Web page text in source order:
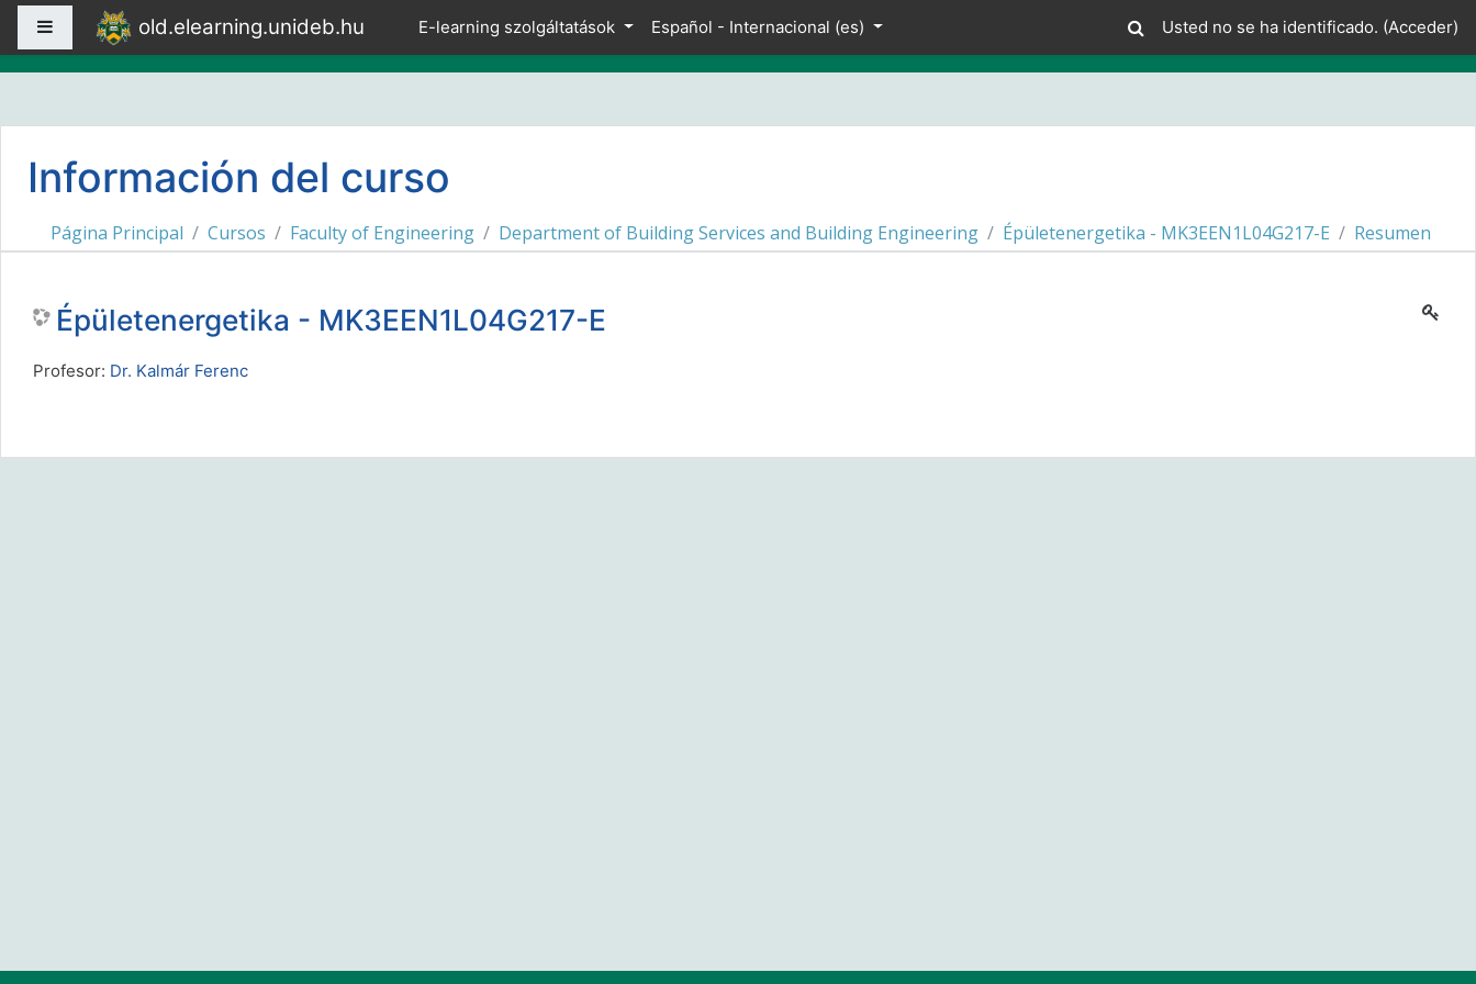
Salta al contenido principal
Panel lateralold.elearning.unideb.hu E-learning szolgáltatások Español - Internacional ‎(es)‎ Usted no se ha identificado. (Acceder)
Información del curso
Página Principal Cursos Faculty of Engineering Department of Building Services and Building Engineering Épületenergetika - MK3EEN1L04G217-E Resumen
Épületenergetika - MK3EEN1L04G217-E
Profesor: Dr. Kalmár Ferenc